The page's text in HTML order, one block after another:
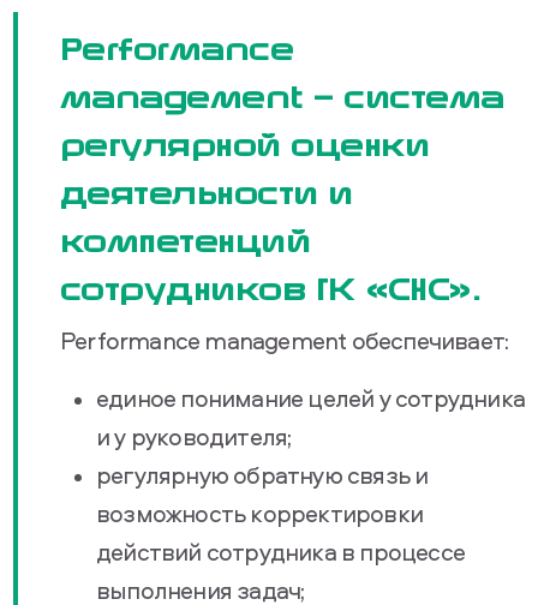
Performance
management — система
регулярной оценки
деятельности и
компетенций
сотрудников ГК «СНС».
Performance management обеспечивает:
единое понимание целей у сотрудника
и у руководителя;
регулярную обратную связь и
возможность корректировки
действий сотрудника в процессе
выполнения задач;